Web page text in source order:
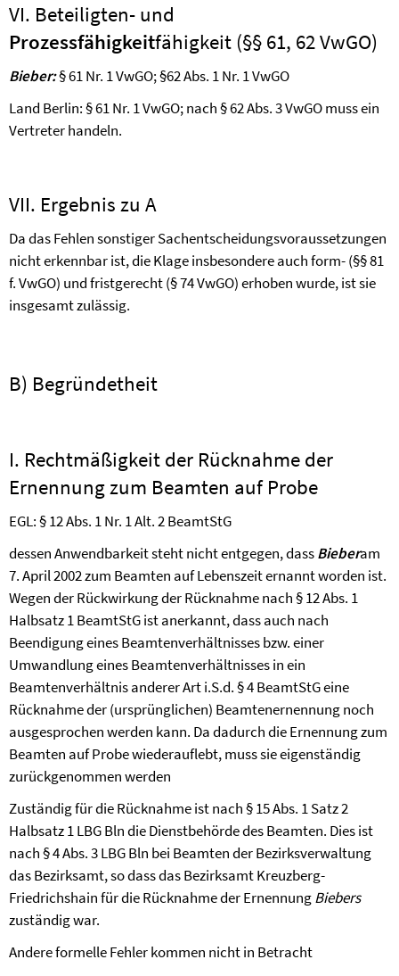
VI. Beteiligten- und
Prozessfähigkeitfähigkeit (§§ 61, 62 VwGO)
Bieber:§ 61 Nr. 1 VwGO; §62 Abs. 1 Nr. 1 VwGO
Land Berlin: § 61 Nr. 1 VwGO; nach § 62 Abs. 3 VwGO muss ein
Vertreter handeln.
VII. Ergebnis zu A
Da das Fehlen sonstiger Sachentscheidungsvoraussetzungen
nicht erkennbar ist, die Klage insbesondere auch form- (§§ 81
f. VwGO) und fristgerecht (§ 74 VwGO) erhoben wurde, ist sie
insgesamt zulässig.
B) Begründetheit
I. Rechtmäßigkeit der Rücknahme der
Ernennung zum Beamten auf Probe
EGL: § 12 Abs. 1 Nr. 1 Alt. 2 BeamtStG
dessen Anwendbarkeit steht nicht entgegen, dassBieberam
7. April 2002 zum Beamten auf Lebenszeit ernannt worden ist.
Wegen der Rückwirkung der Rücknahme nach § 12 Abs. 1
Halbsatz 1 BeamtStG ist anerkannt, dass auch nach
Beendigung eines Beamtenverhältnisses bzw. einer
Umwandlung eines Beamtenverhältnisses in ein
Beamtenverhältnis anderer Art i.S.d. § 4 BeamtStG eine
Rücknahme der (ursprünglichen) Beamtenernennung noch
ausgesprochen werden kann. Da dadurch die Ernennung zum
Beamten auf Probe wiederauflebt, muss sie eigenständig
zurückgenommen werden
Zuständig für die Rücknahme ist nach § 15 Abs. 1 Satz 2
Halbsatz 1 LBG Bln die Dienstbehörde des Beamten. Dies ist
nach § 4 Abs. 3 LBG Bln bei Beamten der Bezirksverwaltung
das Bezirksamt, so dass das Bezirksamt Kreuzberg-
Friedrichshain für die Rücknahme der ErnennungBiebers
zuständig war.
Andere formelle Fehler kommen nicht in Betracht